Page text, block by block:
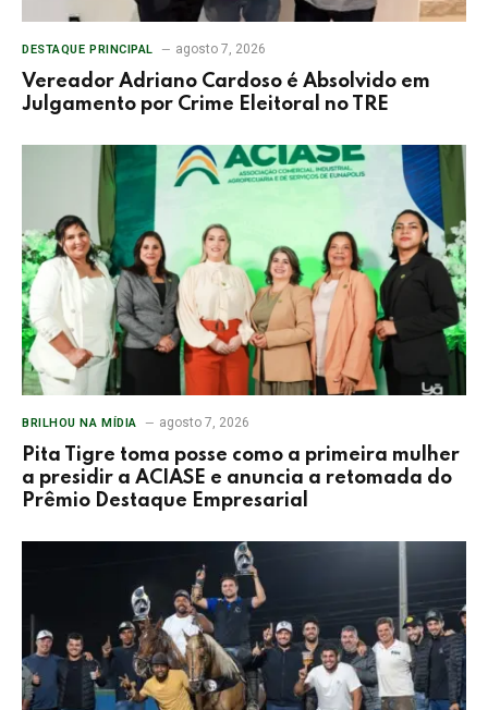
DESTAQUE PRINCIPAL agosto 7, 2026
Vereador Adriano Cardoso é Absolvido em
Julgamento por Crime Eleitoral no TRE
BRILHOU NA MÍDIA agosto 7, 2026
Pita Tigre toma posse como a primeira mulher
a presidir a ACIASE e anuncia a retomada do
Prêmio Destaque Empresarial